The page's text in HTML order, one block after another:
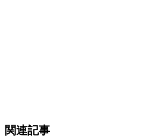
関連記事